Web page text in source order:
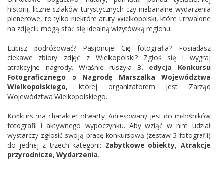
historii, liczne szlaków turystycznych czy niebanalne wydarzenia
plenerowe, to tylko niektóre atuty Wielkopolski, które utrwalone
na zdjęciu mogą stać się idealną wizytówką regionu.
Lubisz podróżować? Pasjonuje Cię fotografia? Posiadasz
ciekawe zbiory zdjęć z Wielkopolski? Zgłoś się i wygraj
atrakcyjne nagrody. Właśnie ruszyła3. edycja Konkursu
Fotograficznego o Nagrodę Marszałka Województwa
Wielkopolskiego, której organizatorem jest Zarząd
Województwa Wielkopolskiego.
Konkurs ma charakter otwarty. Adresowany jest do miłośników
fotografii i aktywnego wypoczynku. Aby wziąć w nim udział
wystarczy zgłosić swoją pracę konkursową (zestaw 3 fotografii)
do jednej z trzech kategorii: Zabytkowe obiekty,Atrakcje
przyrodnicze, Wydarzenia.